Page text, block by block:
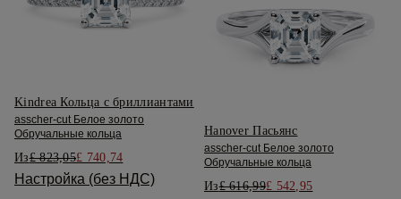
Kindrea Кольца с бриллиантами
asscher-cut Белое золото
Обручальные кольца
Из£ 823,05£ 740,74
Настройка (без НДС)
Hanover Пасьянс
asscher-cut Белое золото
Обручальные кольца
Из£ 616,99£ 542,95